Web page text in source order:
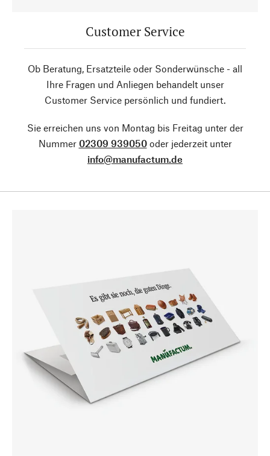
Customer Service
Ob Beratung, Ersatzteile oder Sonderwünsche - all
Ihre Fragen und Anliegen behandelt unser
Customer Service persönlich und fundiert.
Sie erreichen uns von Montag bis Freitag unter der
Nummer 02309 939050oder jederzeit unter
info@manufactum.de